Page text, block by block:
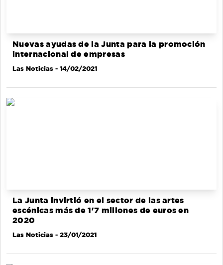
Nuevas ayudas de la Junta para la promoción
internacional de empresas
Las Noticias - 14/02/2021
La Junta invirtió en el sector de las artes
escénicas más de 1'7 millones de euros en
2020
Las Noticias - 23/01/2021